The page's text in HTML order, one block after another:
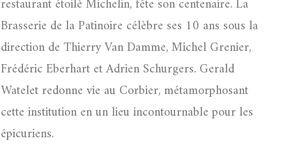
restaurant étoilé Michelin, fête son centenaire. La
Brasserie de la Patinoire célèbre ses 10 ans sous la
direction de Thierry Van Damme, Michel Grenier,
Frédéric Eberhart et Adrien Schurgers. Gerald
Watelet redonne vie au Corbier, métamorphosant
cette institution en un lieu incontournable pour les
épicuriens.